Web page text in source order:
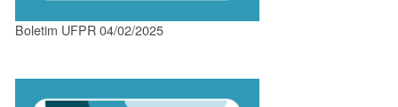
Boletim UFPR 04/02/2025